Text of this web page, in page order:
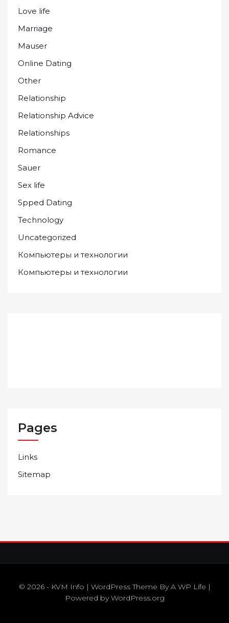
Love life
Marriage
Mauser
Online Dating
Other
Relationship
Relationship Advice
Relationships
Romance
Sauer
Sex life
Spped Dating
Technology
Uncategorized
Компьютеры и технологии
Компьютеры и технологии
Pages
Links
Sitemap
© 2026 - KVM Info | WordPress Theme ByA WP Life |
Powered byWordPress.org